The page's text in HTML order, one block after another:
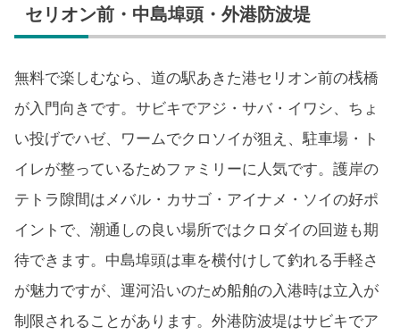
セリオン前・中島埠頭・外港防波堤
無料で楽しむなら、道の駅あきた港セリオン前の桟橋
が入門向きです。サビキでアジ・サバ・イワシ、ちょ
い投げでハゼ、ワームでクロソイが狙え、駐車場・ト
イレが整っているためファミリーに人気です。護岸の
テトラ隙間はメバル・カサゴ・アイナメ・ソイの好ポ
イントで、潮通しの良い場所ではクロダイの回遊も期
待できます。中島埠頭は車を横付けして釣れる手軽さ
が魅力ですが、運河沿いのため船舶の入港時は立入が
制限されることがあります。外港防波堤はサビキでア